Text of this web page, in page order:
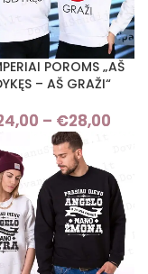
POROMS „AŠ
– AŠ GRAŽI“
– €28,00